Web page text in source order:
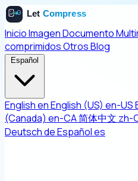
InicioImagenDocumento
comprimidosOtrosBlog
Español
EnglishenEnglish (US) en-US
(Canada) en-CA简体中文 zh-
DeutschdeEspañoles